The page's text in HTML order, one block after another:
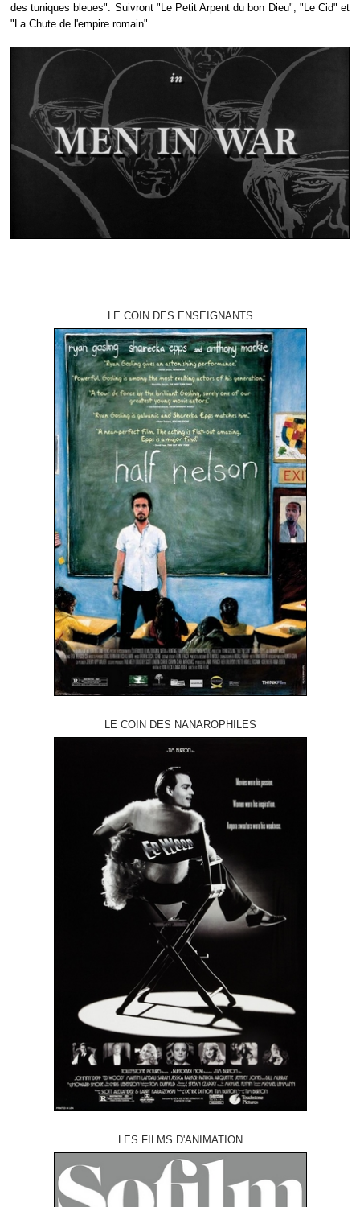
des tuniques bleues". Suivront "Le Petit Arpent du bon Dieu", " Le Cid" et
"La Chute de l'empire romain".
LE COIN DES ENSEIGNANTS
LE COIN DES NANAROPHILES
LES FILMS D'ANIMATION